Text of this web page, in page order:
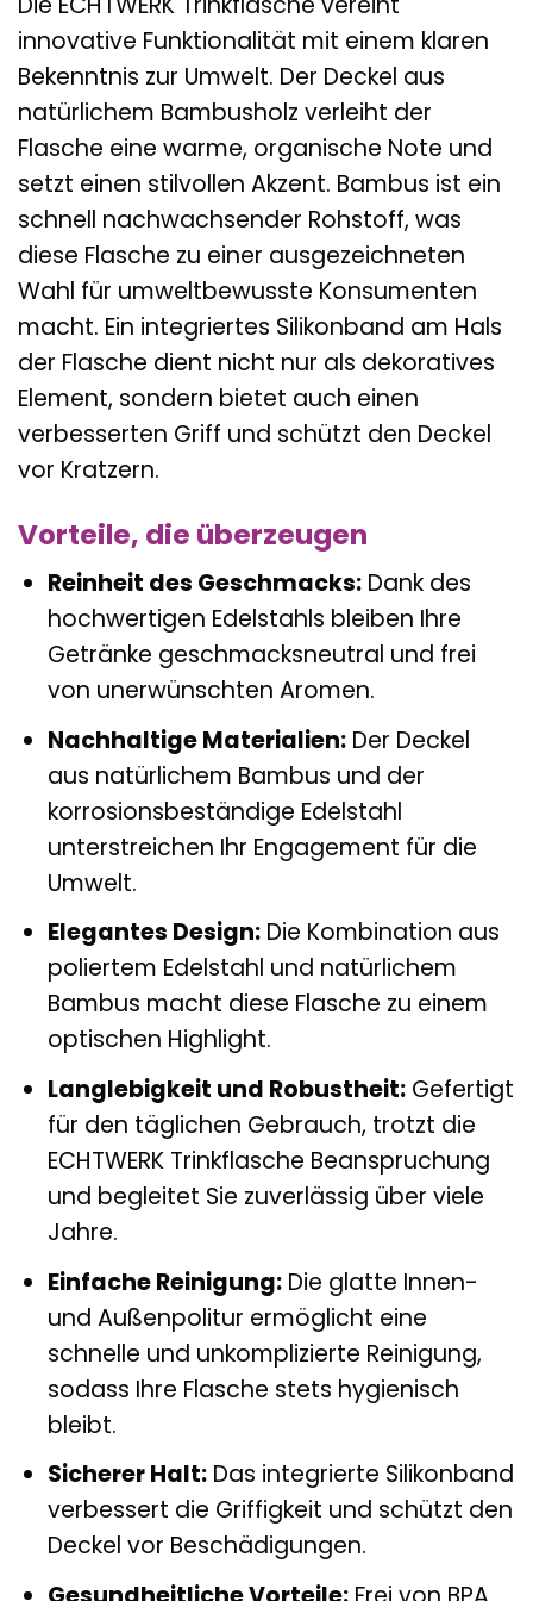
innovative Funktionalität mit einem klaren
Bekenntnis zur Umwelt. Der Deckel aus
natürlichem Bambusholz verleiht der
Flasche eine warme, organische Note und
setzt einen stilvollen Akzent. Bambus ist ein
schnell nachwachsender Rohstoff, was
diese Flasche zu einer ausgezeichneten
Wahl für umweltbewusste Konsumenten
macht. Ein integriertes Silikonband am Hals
der Flasche dient nicht nur als dekoratives
Element, sondern bietet auch einen
verbesserten Griff und schützt den Deckel
vor Kratzern.
Vorteile, die überzeugen
Reinheit des Geschmacks:Dank des
hochwertigen Edelstahls bleiben Ihre
Getränke geschmacksneutral und frei
von unerwünschten Aromen.
Nachhaltige Materialien:Der Deckel
aus natürlichem Bambus und der
korrosionsbeständige Edelstahl
unterstreichen Ihr Engagement für die
Umwelt.
Elegantes Design:Die Kombination aus
poliertem Edelstahl und natürlichem
Bambus macht diese Flasche zu einem
optischen Highlight.
Langlebigkeit und Robustheit:Gefertigt
für den täglichen Gebrauch, trotzt die
ECHTWERK Trinkflasche Beanspruchung
und begleitet Sie zuverlässig über viele
Jahre.
Einfache Reinigung:Die glatte Innen-
und Außenpolitur ermöglicht eine
schnelle und unkomplizierte Reinigung,
sodass Ihre Flasche stets hygienisch
bleibt.
Sicherer Halt:Das integrierte Silikonband
verbessert die Griffigkeit und schützt den
Deckel vor Beschädigungen.